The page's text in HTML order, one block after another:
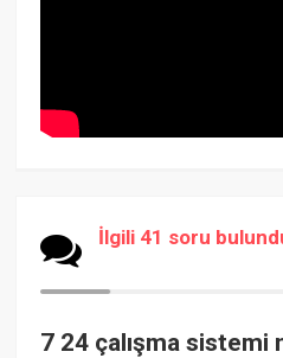
İlgili 41 soru
7 24 çalışma sistemi